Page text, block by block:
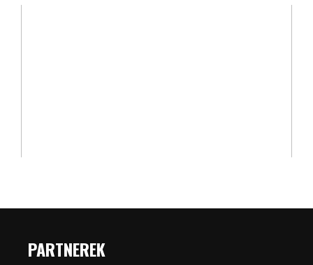
PARTNEREK